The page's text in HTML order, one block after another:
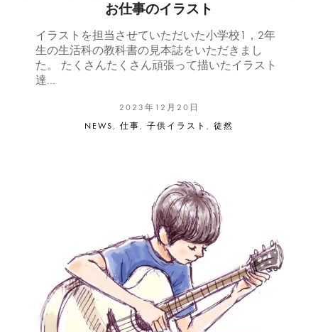
お仕事のイラスト
イラストを担当させていただいた小学校1，2年
生の生活科の教科書の見本誌をいただきまし
た。 たくさんたくさん頑張って描いたイラスト
達…
2023年12月20日
NEWS , 仕事 , 子供イラスト , 徒然